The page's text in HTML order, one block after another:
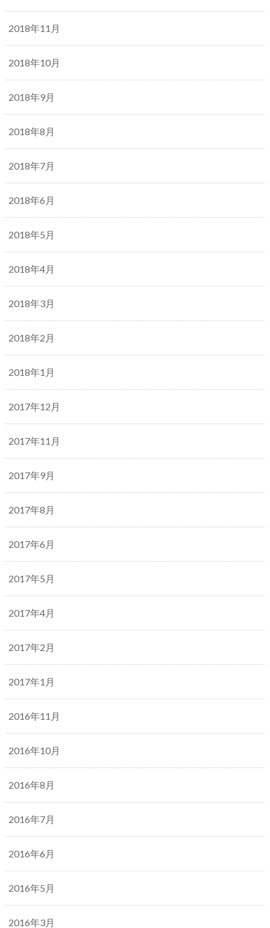
2018年11月
2018年10月
2018年9月
2018年8月
2018年7月
2018年6月
2018年5月
2018年4月
2018年3月
2018年2月
2018年1月
2017年12月
2017年11月
2017年9月
2017年8月
2017年6月
2017年5月
2017年4月
2017年2月
2017年1月
2016年11月
2016年10月
2016年8月
2016年7月
2016年6月
2016年5月
2016年3月